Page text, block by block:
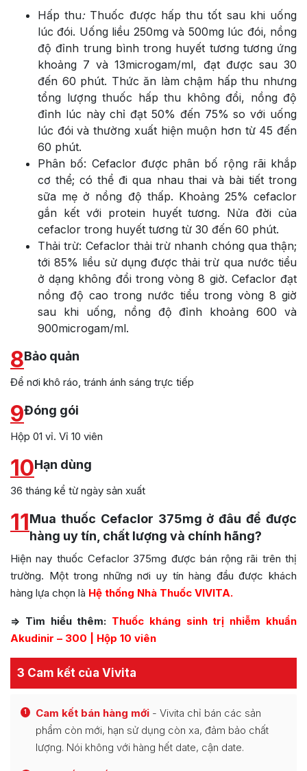
Hấp thu:Thuốc được hấp thu tốt sau khi uống
lúc đói. Uống liều 250mg và 500mg lúc đói, nồng
độ đỉnh trung bình trong huyết tương tương ứng
khoảng 7 và 13microgam/ml, đạt được sau 30
đến 60 phút. Thức ăn làm chậm hấp thu nhưng
tổng lượng thuốc hấp thu không đổi, nồng độ
đỉnh lúc này chỉ đạt 50% đến 75% so với uống
lúc đói và thường xuất hiện muộn hơn từ 45 đến
60 phút.
Phân bố: Cefaclor được phân bố rộng rãi khắp
cơ thể; có thể đi qua nhau thai và bài tiết trong
sữa mẹ ở nồng độ thấp. Khoảng 25% cefaclor
gắn kết với protein huyết tương. Nửa đời của
cefaclor trong huyết tương từ 30 đến 60 phút.
Thải trừ: Cefaclor thải trừ nhanh chóng qua thận;
tới 85% liều sử dụng được thải trừ qua nước tiểu
ở dạng không đổi trong vòng 8 giờ. Cefaclor đạt
nồng độ cao trong nước tiểu trong vòng 8 giờ
sau khi uống, nồng độ đỉnh khoảng 600 và
900microgam/ml.
8Bảo quản
Để nơi khô ráo, tránh ánh sáng trực tiếp
9Đóng gói
Hộp 01 vỉ. Vỉ 10 viên
10Hạn dùng
36 tháng kể từ ngày sản xuất
11Mua thuốc Cefaclor 375mg ở đâu để được
hàng uy tín, chất lượng và chính hãng?
Hiện nay thuốc Cefaclor 375mg được bán rộng rãi trên thị
trường. Một trong những nơi uy tín hàng đầu được khách
hàng lựa chọn là Hệ thống Nhà Thuốc VIVITA.
=> Tìm hiểu thêm: Thuốc kháng sinh trị nhiễm khuẩn
Akudinir – 300 | Hộp 10 viên
3 Cam kết của Vivita
1 Cam kết bán hàng mới - Vivita chỉ bán các sản
phẩm còn mới, hạn sử dụng còn xa, đảm bảo chất
lượng. Nói không với hàng hết date, cận date.